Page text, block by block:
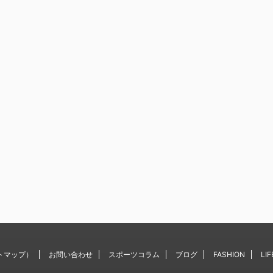
ップ） お問い合わせ スポーツコラム ブログ FASHION